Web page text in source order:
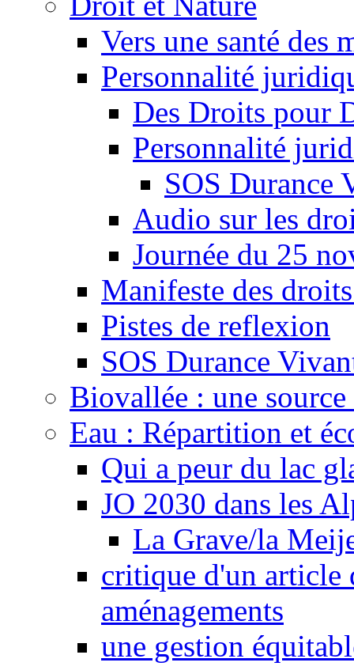
Vers une santé des
Personnalité
Des Droits pour
Personnalité
SOS Durance
Audio sur les
Journée du 25
Manifeste des
Pistes de reflexion
SOS Durance
Biovallée : une
Eau : Répartition et
Qui a peur du lac
JO 2030 dans les
La Grave/la
critique d'un article
aménagements
une gestion